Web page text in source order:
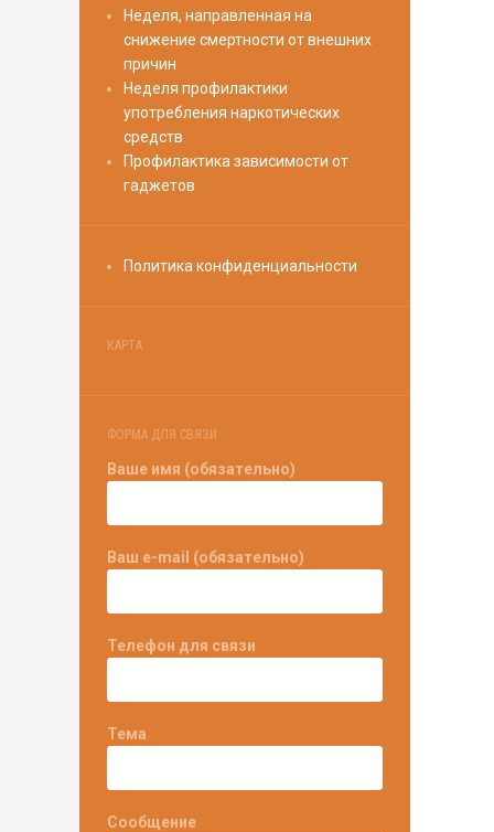
Неделя, направленная на
снижение смертности от внешних
причин
Неделя профилактики
употребления наркотических
средств
Профилактика зависимости от
гаджетов
Политика конфиденциальности
КАРТА
ФОРМА ДЛЯ СВЯЗИ
Ваше имя (обязательно)
Ваш e-mail (обязательно)
Телефон для связи
Тема
Сообщение